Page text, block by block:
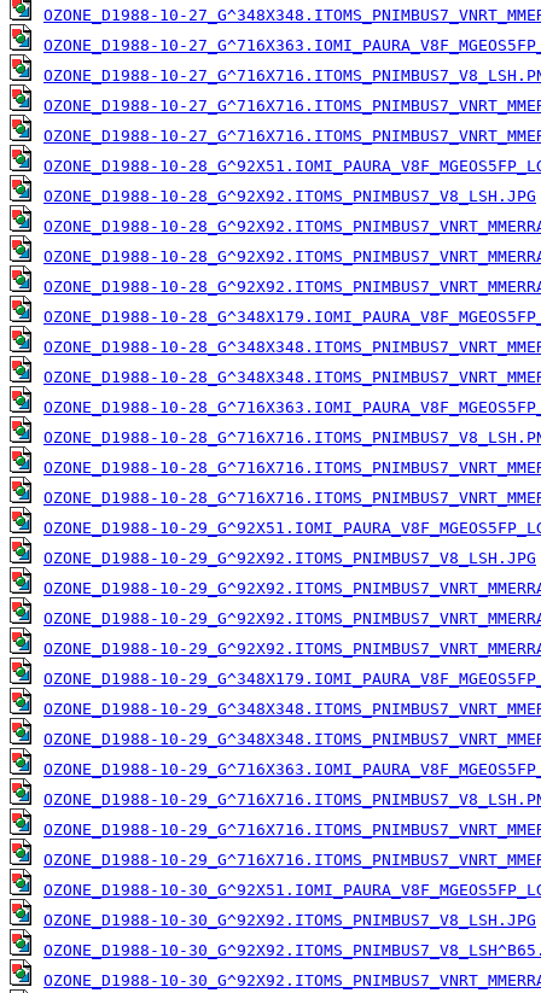
OZONE_D1988-10-
OZONE_D1988-10-
OZONE_D1988-10-
OZONE_D1988-10-
OZONE_D1988-10-
OZONE_D1988-10-
OZONE_D1988-10-28_G^92X92.ITOMS_PNIMBUS7_V8_LSH.JPG
OZONE_D1988-10-
OZONE_D1988-10-
OZONE_D1988-10-
OZONE_D1988-10-
OZONE_D1988-10-
OZONE_D1988-10-
OZONE_D1988-10-
OZONE_D1988-10-
OZONE_D1988-10-
OZONE_D1988-10-
OZONE_D1988-10-
OZONE_D1988-10-29_G^92X92.ITOMS_PNIMBUS7_V8_LSH.JPG
OZONE_D1988-10-
OZONE_D1988-10-
OZONE_D1988-10-
OZONE_D1988-10-
OZONE_D1988-10-
OZONE_D1988-10-
OZONE_D1988-10-
OZONE_D1988-10-
OZONE_D1988-10-
OZONE_D1988-10-
OZONE_D1988-10-
OZONE_D1988-10-30_G^92X92.ITOMS_PNIMBUS7_V8_LSH.JPG
OZONE_D1988-10-
OZONE_D1988-10-